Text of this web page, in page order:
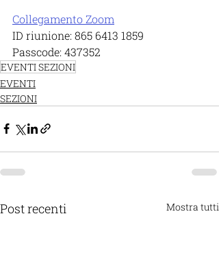
Collegamento Zoom
ID riunione: 865 6413 1859
Passcode: 437352
EVENTI SEZIONI
EVENTI
SEZIONI
Post recenti Mostra tutti